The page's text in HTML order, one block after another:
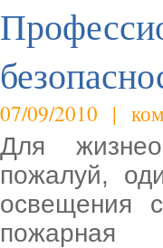
07/09/2010 |
Для
пожалуй,
освещения
пожарная